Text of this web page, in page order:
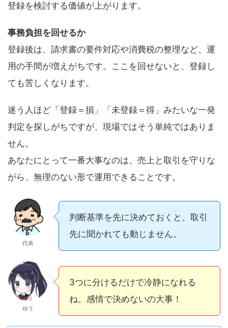
登録を検討する価値が上がります。
事務負担を回せるか
登録後は、請求書の要件対応や消費税の整理など、運
用の手間が増えがちです。ここを回せないと、登録し
ても苦しくなります。
迷う人ほど「登録＝損」「未登録＝得」みたいな一発
判定を探しがちですが、現場ではそう単純ではありま
せん。
あなたにとって一番大事なのは、売上と取引を守りな
がら、無理のない形で運用できることです。
代表
判断基準を先に決めておくと、取引
先に聞かれても動じません。
ゆう
3つに分けるだけで冷静になれる
ね。感情で決めないの大事！